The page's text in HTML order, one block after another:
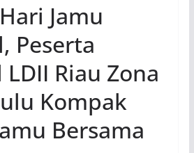
Jamu
Peserta
Riau Zona
Kompak
Bersama